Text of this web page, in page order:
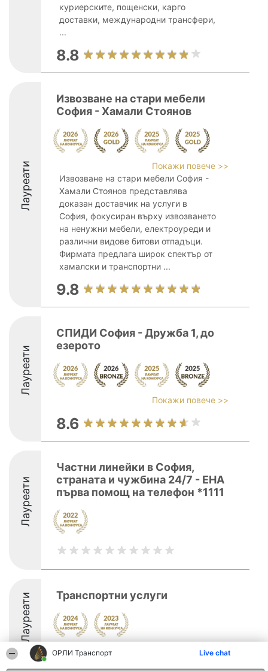
ОРЛИ Транспорт Live chat
куриерските, пощенски, карго
доставки, международни трансфери,
...
8.8
Лауреати
Извозване на стари мебели
София - Хамали Стоянов
Покажи повече >>
Извозване на стари мебели София -
Хамали Стоянов представлява
доказан доставчик на услуги в
София, фокусиран върху извозването
на ненужни мебели, електроуреди и
различни видове битови отпадъци.
Фирмата предлага широк спектър от
хамалски и транспортни ...
9.8
Лауреати
СПИДИ София - Дружба 1, до
езерото
Покажи повече >>
8.6
Лауреати
Частни линейки в София,
страната и чужбина 24/7 - ЕНА
първа помощ на телефон *1111
Лауреати Транспортни услуги